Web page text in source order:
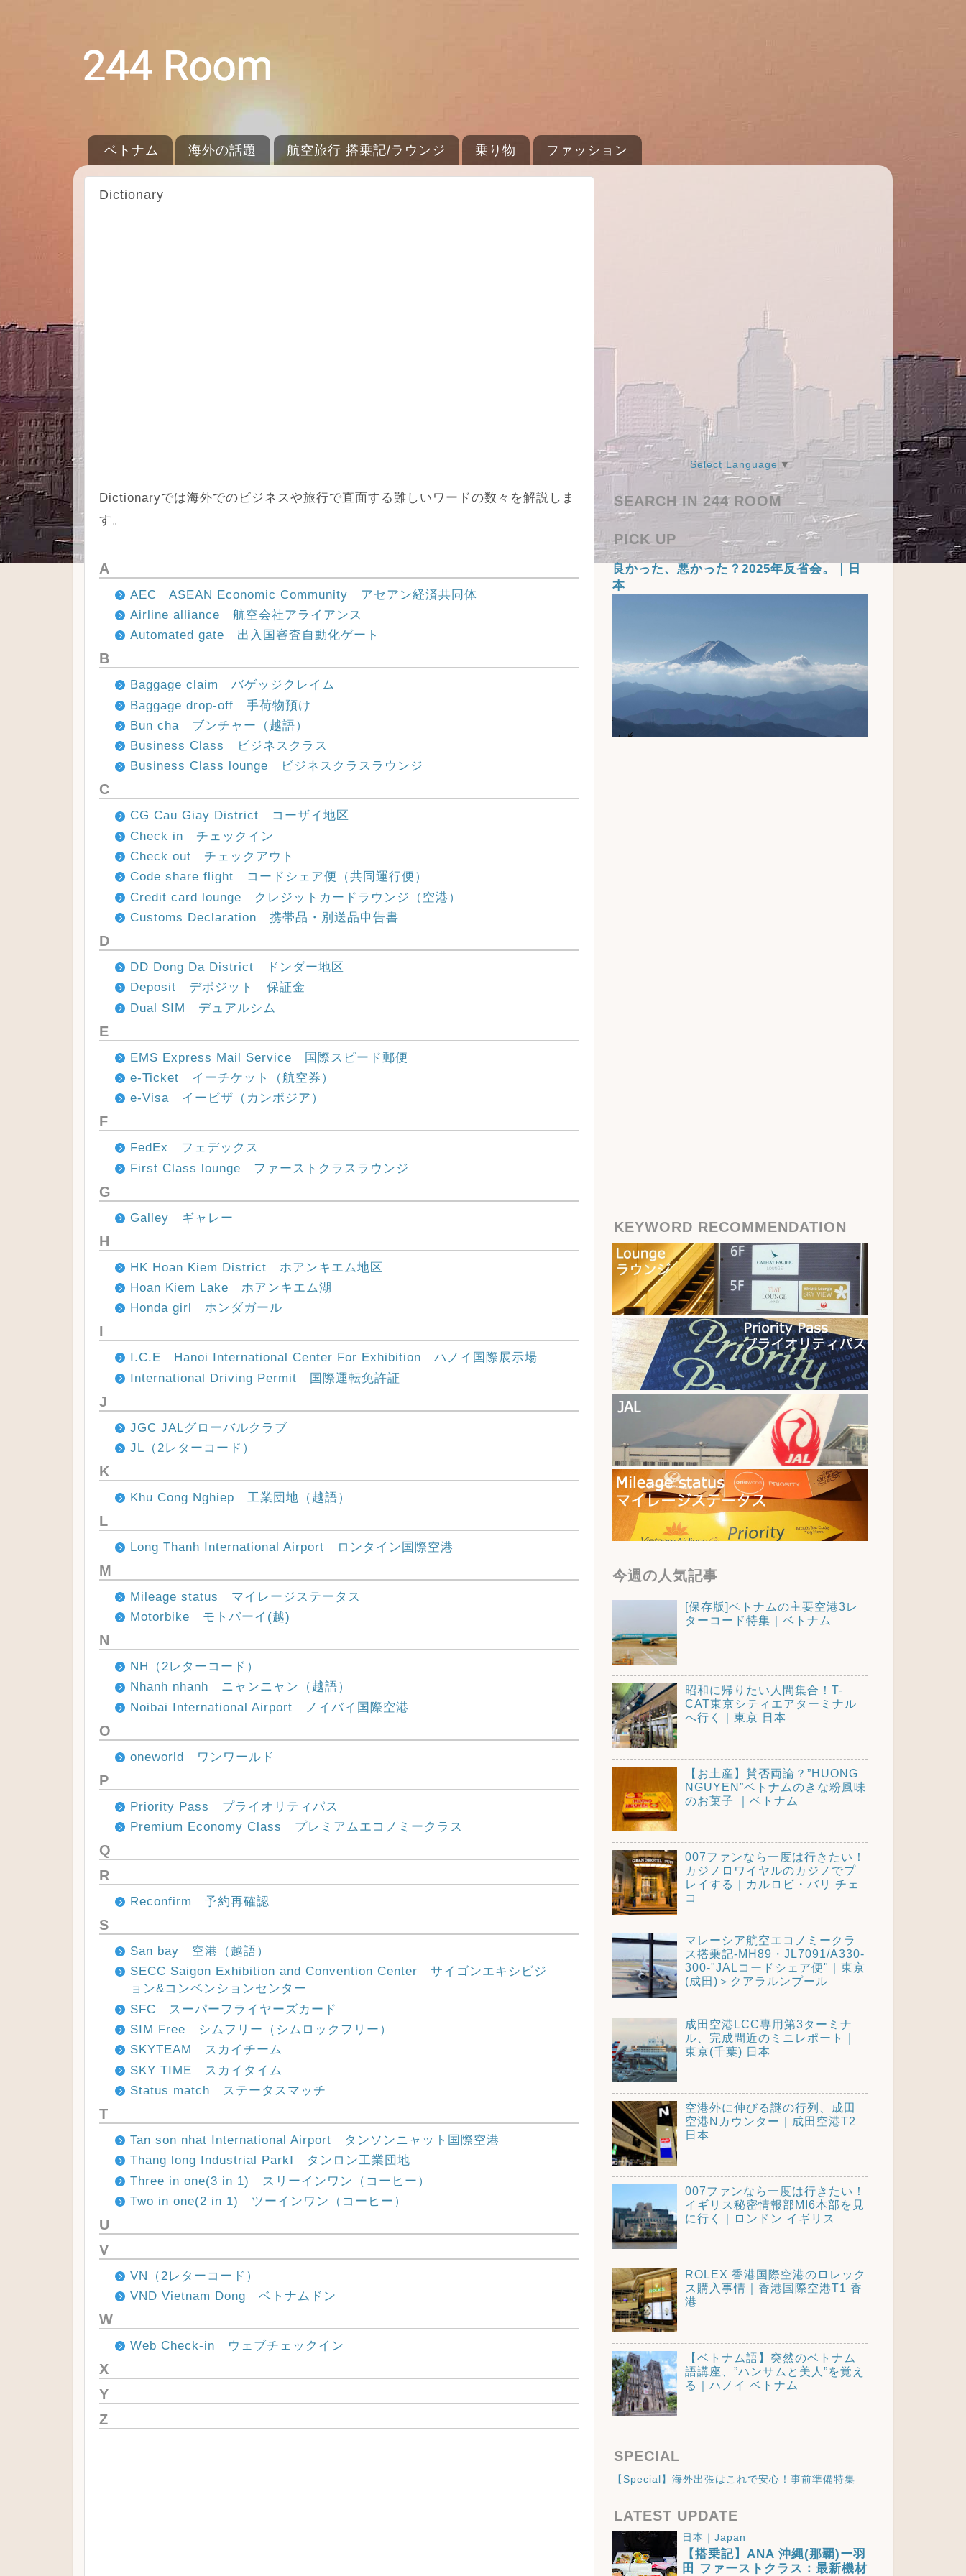
ベトナム 海外の話題 航空旅行 搭乗記/ラウンジ 乗り物 ファッション
Dictionary
Dictionaryでは海外でのビジネスや旅行で直面する難しいワードの数々を解説しま
す。
A
AEC ASEAN Economic Community アセアン経済共同体
Airline alliance 航空会社アライアンス
Automated gate 出入国審査自動化ゲート
B
Baggage claim バゲッジクレイム
Baggage drop-off 手荷物預け
Bun cha ブンチャー（越語）
Business Class ビジネスクラス
Business Class lounge ビジネスクラスラウンジ
C
CG Cau Giay District コーザイ地区
Check in チェックイン
Check out チェックアウト
Code share flight コードシェア便（共同運行便）
Credit card lounge クレジットカードラウンジ（空港）
Customs Declaration 携帯品・別送品申告書
D
DD Dong Da District ドンダー地区
Deposit デポジット 保証金
Dual SIM デュアルシム
E
EMS Express Mail Service 国際スピード郵便
e-Ticket イーチケット（航空券）
e-Visa イービザ（カンボジア）
F
FedEx フェデックス
First Class lounge ファーストクラスラウンジ
G
Galley ギャレー
H
HK Hoan Kiem District ホアンキエム地区
Hoan Kiem Lake ホアンキエム湖
Honda girl ホンダガール
I
I.C.E Hanoi International Center For Exhibition ハノイ国際展示場
International Driving Permit 国際運転免許証
J
JGC JALグローバルクラブ
JL（2レターコード）
K
Khu Cong Nghiep 工業団地（越語）
L
Long Thanh International Airport ロンタイン国際空港
M
Mileage status マイレージステータス
Motorbike モトバーイ(越)
N
NH（2レターコード）
Nhanh nhanh ニャンニャン（越語）
Noibai International Airport ノイバイ国際空港
O
oneworld ワンワールド
P
Priority Pass プライオリティパス
Premium Economy Class プレミアムエコノミークラス
Q
R
Reconfirm 予約再確認
S
San bay 空港（越語）
SECC Saigon Exhibition and Convention Center サイゴンエキシビジ
ョン&コンベンションセンター
SFC スーパーフライヤーズカード
SIM Free シムフリー（シムロックフリー）
SKYTEAM スカイチーム
SKY TIME スカイタイム
Status match ステータスマッチ
T
Tan son nhat International Airport タンソンニャット国際空港
Thang long Industrial ParkⅠ タンロン工業団地
Three in one(3 in 1) スリーインワン（コーヒー）
Two in one(2 in 1) ツーインワン（コーヒー）
U
V
VN（2レターコード）
VND Vietnam Dong ベトナムドン
W
Web Check-in ウェブチェックイン
X
Y
Z
Select Language ▼
SEARCH IN 244 ROOM
PICK UP
良かった、悪かった？2025年反省会。｜日
本
KEYWORD RECOMMENDATION
今週の人気記事
[保存版]ベトナムの主要空港3レ
ターコード特集｜ベトナム
昭和に帰りたい人間集合！T-
CAT東京シティエアターミナル
へ行く｜東京 日本
【お土産】賛否両論？”HUONG
NGUYEN”ベトナムのきな粉風味
のお菓子 ｜ベトナム
007ファンなら一度は行きたい！
カジノロワイヤルのカジノでプ
レイする｜カルロビ・バリ チェ
コ
マレーシア航空エコノミークラ
ス搭乗記-MH89・JL7091/A330-
300-"JALコードシェア便"｜東京
(成田)＞クアラルンプール
成田空港LCC専用第3ターミナ
ル、完成間近のミニレポート｜
東京(千葉) 日本
空港外に伸びる謎の行列、成田
空港Nカウンター｜成田空港T2
日本
007ファンなら一度は行きたい！
イギリス秘密情報部MI6本部を見
に行く｜ロンドン イギリス
ROLEX 香港国際空港のロレック
ス購入事情｜香港国際空港T1 香
港
【ベトナム語】突然のベトナム
語講座、”ハンサムと美人”を覚え
る｜ハノイ ベトナム
SPECIAL
【Special】海外出張はこれで安心！事前準備特集
LATEST UPDATE
日本｜Japan
【搭乗記】ANA 沖縄(那覇)ー羽
田 ファーストクラス：最新機材